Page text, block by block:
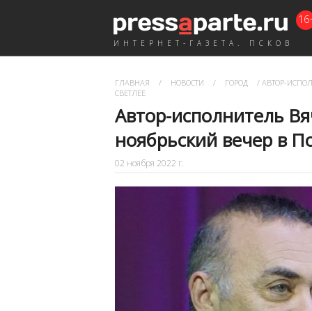
ИНТЕРНЕТ-ГАЗЕТА. ПСКОВ
ГЛАВНАЯ / НОВОСТИ / ГОРОД / АВТОР-
СВЕТЛЕЕ
Автор-исполнитель
ноябрьский вечер в
02 ноября 2022 г.